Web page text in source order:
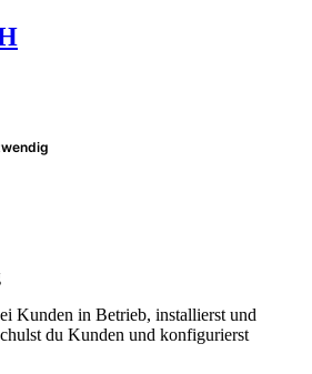
Kunden in Betrieb, installierst und
du Kunden und konfigurierst